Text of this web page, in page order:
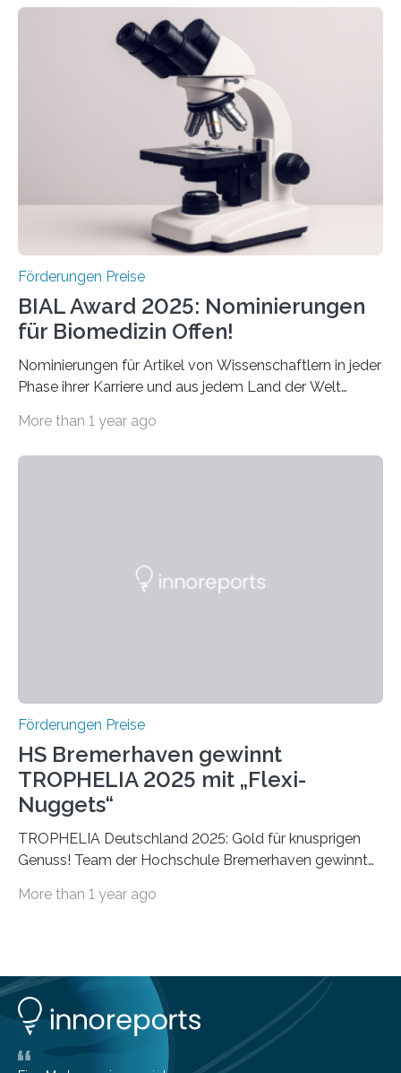
Schlaganfall“ mit Sitz in Würzburg fördert die
Schlaganfallforschung, um die Behandlung der
Betroffenen zu verbessern. Dazu schreibt sie auch in
diesem Jahr wieder deutschlandweit den Hentschel-
Preis aus. Er richtet sich gezielt an jüngere
Forscherinnen und Forscher unter 40 Jahren. Geehrt
werden soll eine herausragende Doktorarbeit oder eine
hochrangige wissenschaftliche Publikation zum Thema
Förderungen Preise
BIAL Award 2025: Nominierungen
für Biomedizin Offen!
Nominierungen für Artikel von Wissenschaftlern in jeder
Phase ihrer Karriere und aus jedem Land der Welt
Leben gerufen, um die bemerkenswertesten
Foundation, des BIAL Award in Biomedicine ist in
More than 1 year ago
Förderungen Preise
HS Bremerhaven gewinnt
TROPHELIA 2025 mit „Flexi-
Nuggets“
TROPHELIA Deutschland 2025: Gold für knusprigen
Genuss! Team der Hochschule Bremerhaven gewinnt
ECOTROPHELIAMit der Produktidee “Flexi-Nuggets”
Studierende der Lebensmittelwissenschaften und
wurde zum 16. Mal durch den Forschungskreis der
Ernährungsindustrie e. V. (FEI) ausgerichtet. “Flexi-
Nuggets” stehen für innovative Lebensmittel, die
More than 1 year ago